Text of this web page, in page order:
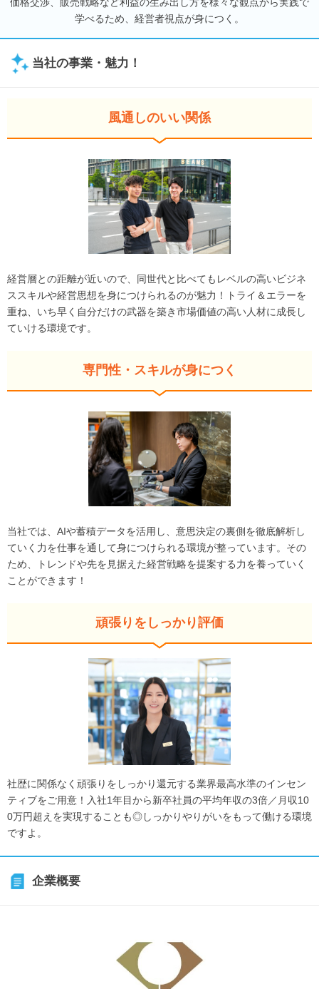
学べるため、経営者視点が身につく。
当社の事業・魅力！
風通しのいい関係
経営層との距離が近いので、同世代と比べてもレベルの高いビジネ
ススキルや経営思想を身につけられるのが魅力！トライ＆エラーを
重ね、いち早く自分だけの武器を築き市場価値の高い人材に成長し
ていける環境です。
専門性・スキルが身につく
当社では、AIや蓄積データを活用し、意思決定の裏側を徹底解析し
ていく力を仕事を通して身につけられる環境が整っています。その
ため、トレンドや先を見据えた経営戦略を提案する力を養っていく
ことができます！
頑張りをしっかり評価
社歴に関係なく頑張りをしっかり還元する業界最高水準のインセン
ティブをご用意！入社1年目から新卒社員の平均年収の3倍／月収10
0万円超えを実現することも◎しっかりやりがいをもって働ける環境
ですよ。
企業概要